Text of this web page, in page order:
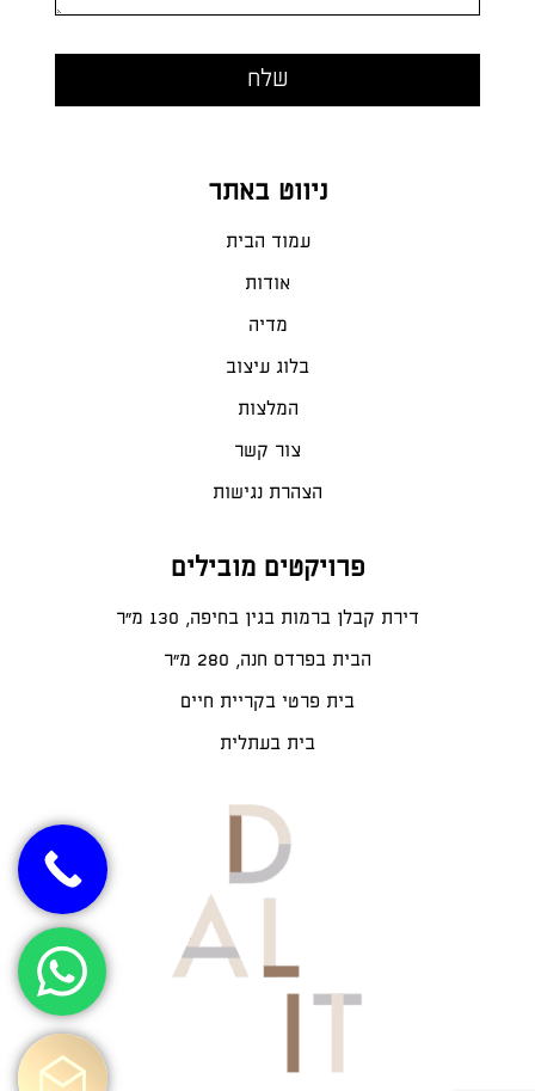
ניווט באתר
עמוד הבית
אודות
מדיה
בלוג עיצוב
המלצות
צור קשר
הצהרת נגישות
פרויקטים מובילים
דירת קבלן ברמות בגין בחיפה, 130 מ"ר
הבית בפרדס חנה, 280 מ״ר
בית פרטי בקריית חיים
בית בעתלית